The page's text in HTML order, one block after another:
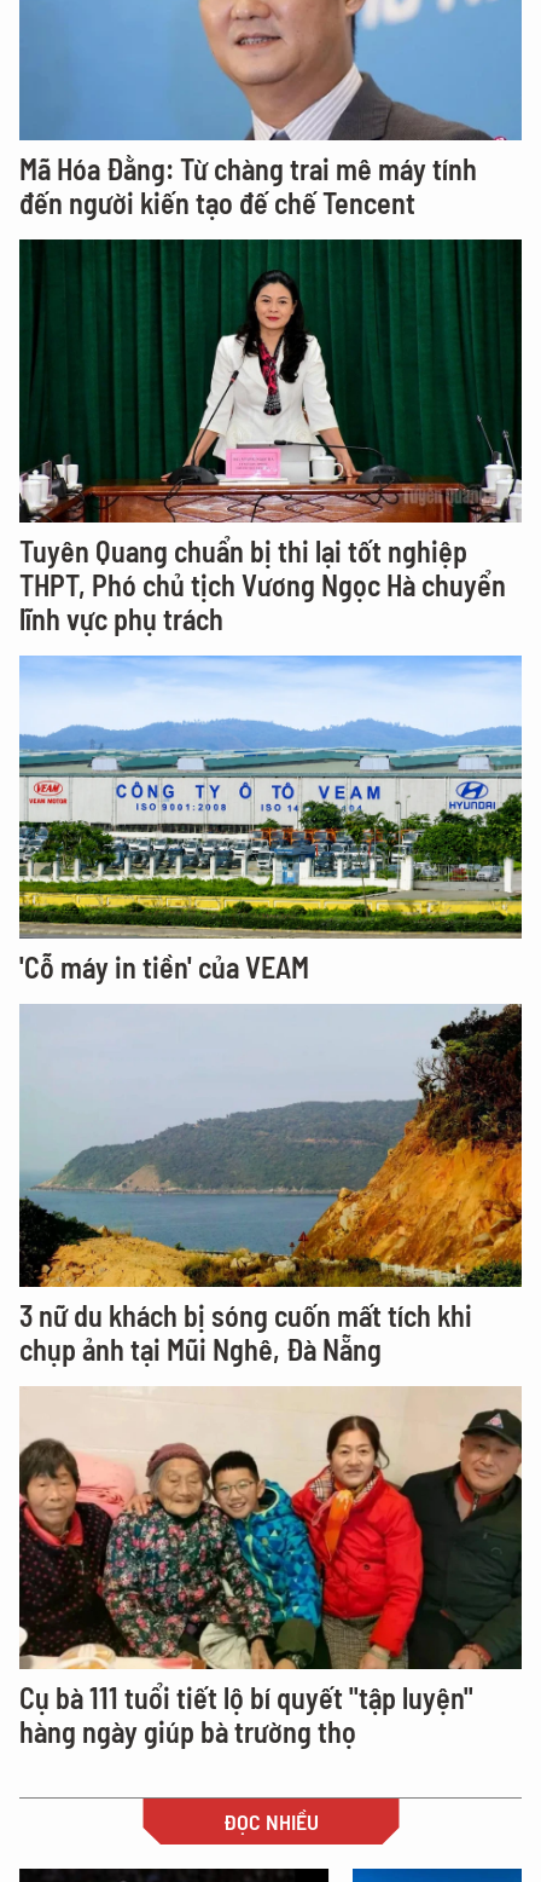
Mã Hóa Đằng: Từ chàng trai mê máy tính
đến người kiến tạo đế chế Tencent
Tuyên Quang chuẩn bị thi lại tốt nghiệp
THPT, Phó chủ tịch Vương Ngọc Hà chuyển
lĩnh vực phụ trách
'Cỗ máy in tiền' của VEAM
3 nữ du khách bị sóng cuốn mất tích khi
chụp ảnh tại Mũi Nghê, Đà Nẵng
Cụ bà 111 tuổi tiết lộ bí quyết "tập luyện"
hàng ngày giúp bà trường thọ
ĐỌC NHIỀU